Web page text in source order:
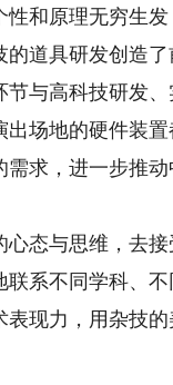
和原理无穷生
道具研发创造
与高科技研发
场地的硬件装
求，进一步推
态与思维，去接
系不同学科、
现力，用杂技